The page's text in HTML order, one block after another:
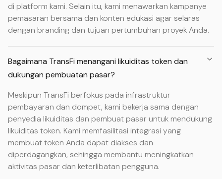
di platform kami. Selain itu, kami menawarkan kampanye
pemasaran bersama dan konten edukasi agar selaras
dengan branding dan tujuan pertumbuhan proyek Anda.
Bagaimana TransFi menangani likuiditas token dan
dukungan pembuatan pasar?
Meskipun TransFi berfokus pada infrastruktur
pembayaran dan dompet, kami bekerja sama dengan
penyedia likuiditas dan pembuat pasar untuk mendukung
likuiditas token. Kami memfasilitasi integrasi yang
membuat token Anda dapat diakses dan
diperdagangkan, sehingga membantu meningkatkan
aktivitas pasar dan keterlibatan pengguna.